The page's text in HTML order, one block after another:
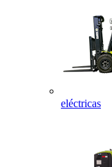
eléctricas